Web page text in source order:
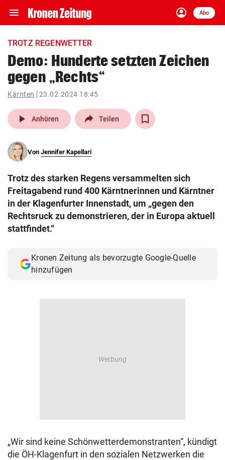
menu Navigation
ein-/ausklappen
account_circle
Anmelden
Abo
close Schließen
account_circle Anmelden
pin_drop
Wien arrow_right
search
eingeben
TROTZ REGENWETTER
Demo: Hunderte setzten Zeichen
gegen „Rechts“
Kärnten 23.02.2024 18:45
play_arrow Anhören Teilen
Von Jennifer Kapellari
Trotz des starken Regens versammelten sich
Freitagabend rund 400 Kärntnerinnen und Kärntner
in der Klagenfurter Innenstadt, um „gegen den
Rechtsruck zu demonstrieren, der in Europa aktuell
stattfindet.“
Kronen Zeitung als bevorzugte Google-Quelle
hinzufügen
„Wir sind keine Schönwetterdemonstranten“, kündigt
die ÖH-Klagenfurt in den sozialen Netzwerken die